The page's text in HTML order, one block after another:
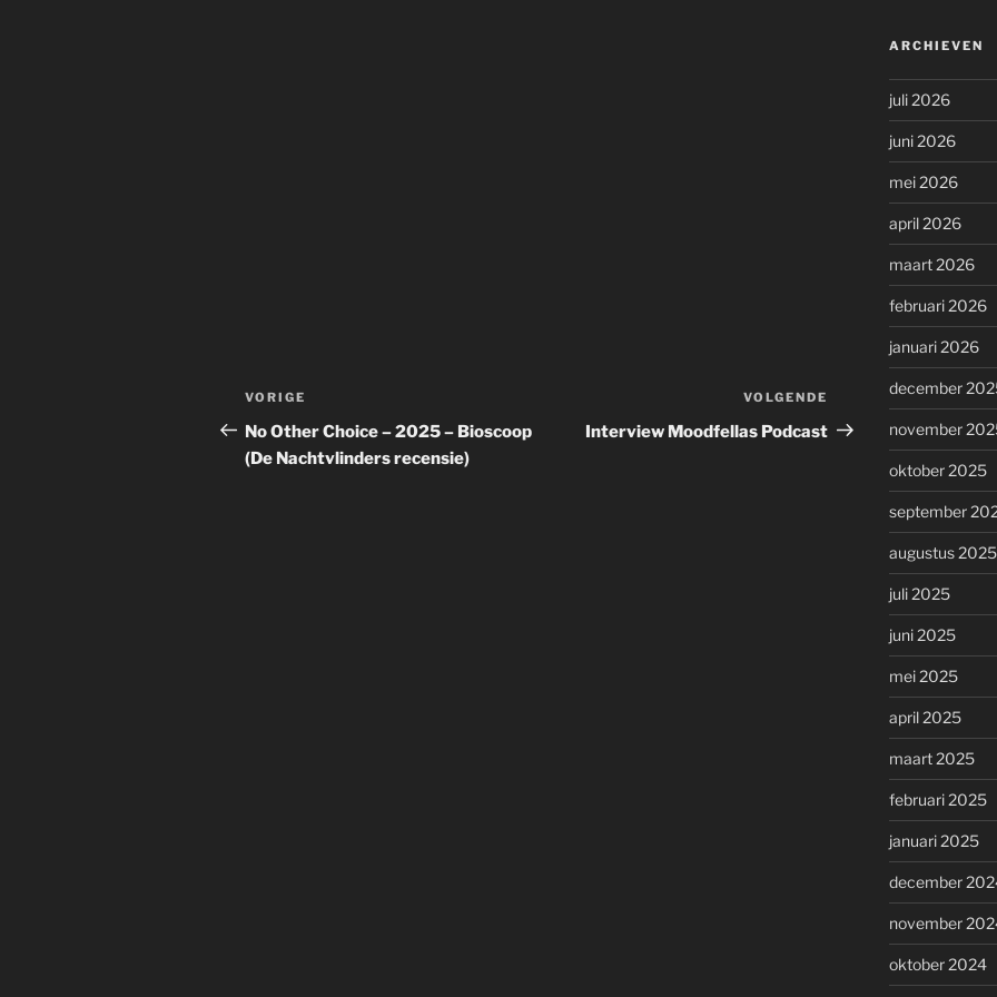
Bericht
navigatie
Vorig
bericht
VORIGE
No Other Choice – 2025 – Bioscoop
(De Nachtvlinders recensie)
Volgend
bericht
VOLGENDE
Interview Moodfellas Podcast
ARCHIEVEN
juli 2026
juni 2026
mei 2026
april 2026
maart 2026
februari 2026
januari 2026
december
november
oktober 2025
september
augustus 2025
juli 2025
juni 2025
mei 2025
april 2025
maart 2025
februari 2025
januari 2025
december
november
oktober 2024